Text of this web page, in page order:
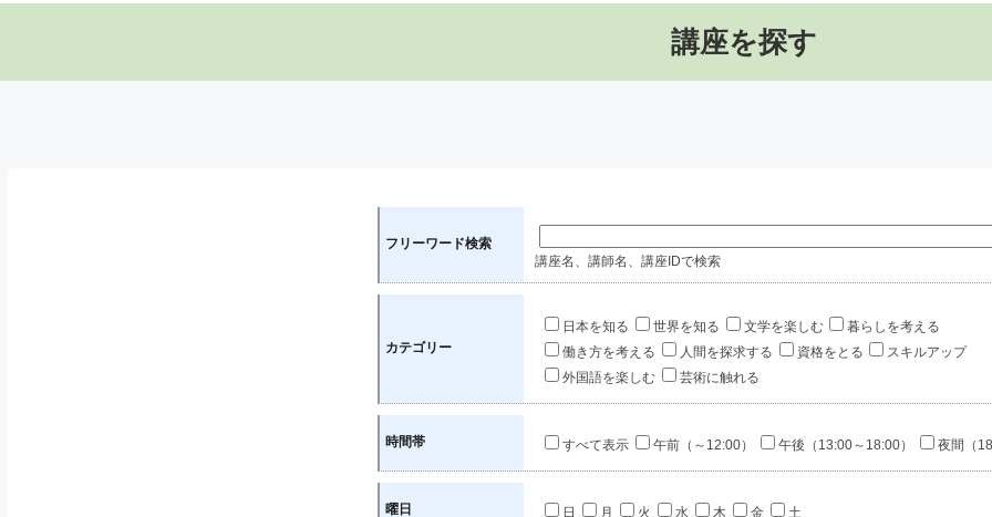
講座を探す
フリーワード検索
講座名、講師名、講座IDで検索
カテゴリー
日本を知る 世界を知る 文学を楽しむ
暮らしを考える
働き方を考える
人間を探求する 資格をとる
スキルアップ
外国語を楽しむ
芸術に触れる
時間帯 すべて表示 午前（～12:00） 午後（13:00～18:00） 夜間（
曜日 日 月 火 水 木 金 土